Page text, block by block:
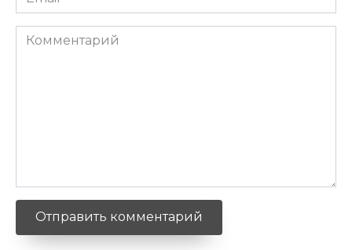
*
Комментарий